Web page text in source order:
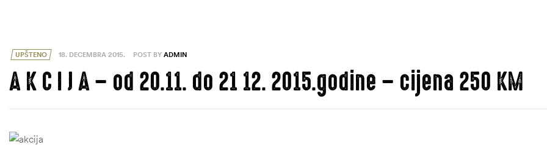
UPŠTENO 18. DECEMBRA 2015. POST BY ADMIN
A K C I J A – od 20.11. do 21 12. 2015.godine – cijena 250 KM